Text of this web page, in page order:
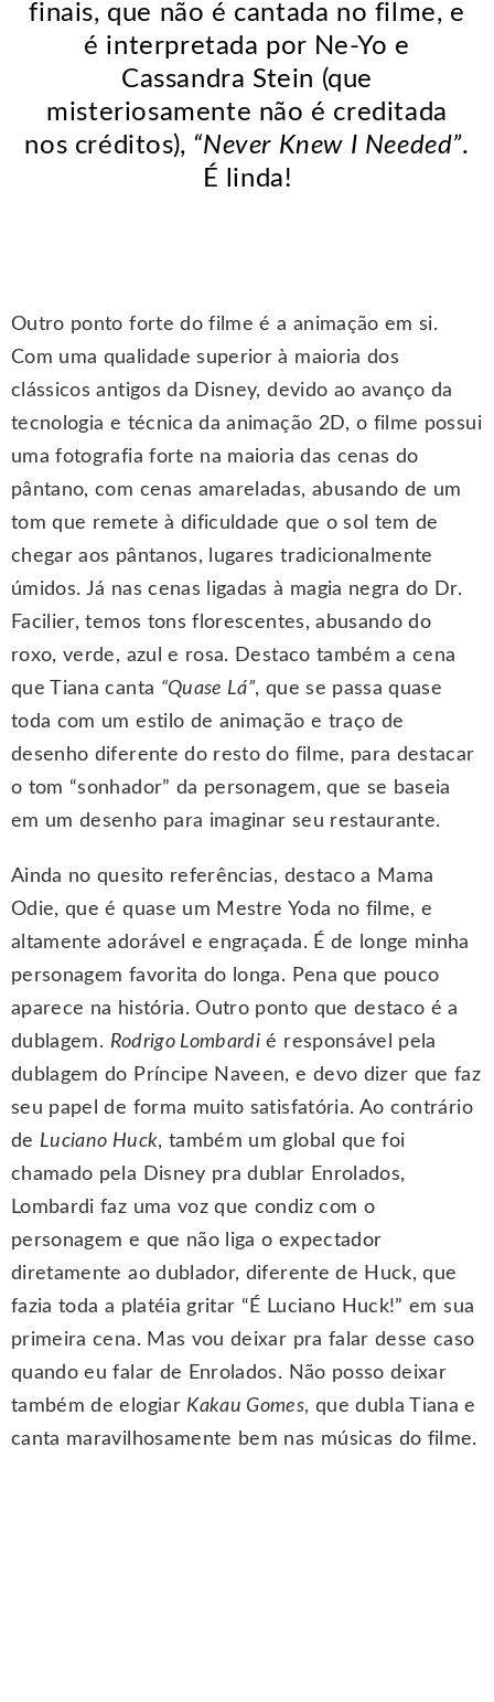
finais, que não é cantada no filme, e
é interpretada por Ne-Yo e
Cassandra Stein (que
misteriosamente não é creditada
nos créditos), “Never Knew I Needed”.
É linda!
Outro ponto forte do filme é a animação em si.
Com uma qualidade superior à maioria dos
clássicos antigos da Disney, devido ao avanço da
tecnologia e técnica da animação 2D, o filme possui
uma fotografia forte na maioria das cenas do
pântano, com cenas amareladas, abusando de um
tom que remete à dificuldade que o sol tem de
chegar aos pântanos, lugares tradicionalmente
úmidos. Já nas cenas ligadas à magia negra do Dr.
Facilier, temos tons florescentes, abusando do
roxo, verde, azul e rosa. Destaco também a cena
que Tiana canta “Quase Lá”, que se passa quase
toda com um estilo de animação e traço de
desenho diferente do resto do filme, para destacar
o tom “sonhador” da personagem, que se baseia
em um desenho para imaginar seu restaurante.
Ainda no quesito referências, destaco a Mama
Odie, que é quase um Mestre Yoda no filme, e
altamente adorável e engraçada. É de longe minha
personagem favorita do longa. Pena que pouco
aparece na história. Outro ponto que destaco é a
dublagem. Rodrigo Lombardi é responsável pela
dublagem do Príncipe Naveen, e devo dizer que faz
seu papel de forma muito satisfatória. Ao contrário
de Luciano Huck, também um global que foi
chamado pela Disney pra dublar Enrolados,
Lombardi faz uma voz que condiz com o
personagem e que não liga o expectador
diretamente ao dublador, diferente de Huck, que
fazia toda a platéia gritar “É Luciano Huck!” em sua
primeira cena. Mas vou deixar pra falar desse caso
quando eu falar de Enrolados. Não posso deixar
também de elogiar Kakau Gomes, que dubla Tiana e
canta maravilhosamente bem nas músicas do filme.